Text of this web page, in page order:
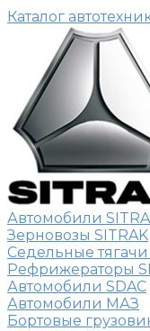
Каталог
Автомобили
Зерновозы SITRAK
Седельные тягачи
Рефрижераторы
Автомобили SDAC
Автомобили МАЗ
Бортовые